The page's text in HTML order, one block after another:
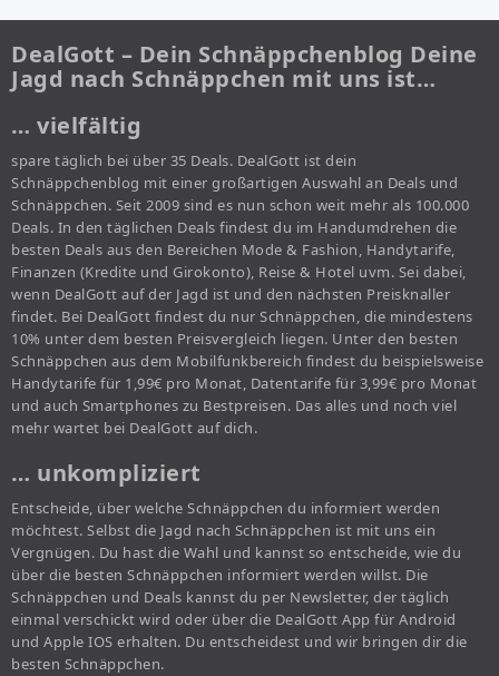
DealGott – Dein Schnäppchenblog Deine
Jagd nach Schnäppchen mit uns ist…
… vielfältig
spare täglich bei über 35 Deals. DealGott ist dein
Schnäppchenblog mit einer großartigen Auswahl an Deals und
Schnäppchen. Seit 2009 sind es nun schon weit mehr als 100.000
Deals. In den täglichen Deals findest du im Handumdrehen die
besten Deals aus den Bereichen Mode & Fashion, Handytarife,
Finanzen (Kredite und Girokonto), Reise & Hotel uvm. Sei dabei,
wenn DealGott auf der Jagd ist und den nächsten Preisknaller
findet. Bei DealGott findest du nur Schnäppchen, die mindestens
10% unter dem besten Preisvergleich liegen. Unter den besten
Schnäppchen aus dem Mobilfunkbereich findest du beispielsweise
Handytarife für 1,99€ pro Monat, Datentarife für 3,99€ pro Monat
und auch Smartphones zu Bestpreisen. Das alles und noch viel
mehr wartet bei DealGott auf dich.
… unkompliziert
Entscheide, über welche Schnäppchen du informiert werden
möchtest. Selbst die Jagd nach Schnäppchen ist mit uns ein
Vergnügen. Du hast die Wahl und kannst so entscheide, wie du
über die besten Schnäppchen informiert werden willst. Die
Schnäppchen und Deals kannst du per Newsletter, der täglich
einmal verschickt wird oder über die DealGott App für Android
und Apple IOS erhalten. Du entscheidest und wir bringen dir die
besten Schnäppchen.